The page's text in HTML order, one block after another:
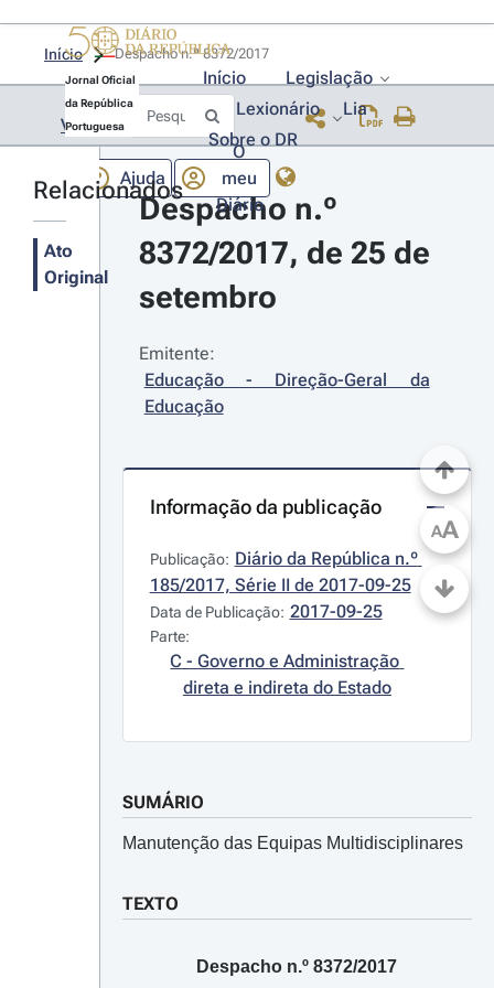
Jornal Oficial
da República
Portuguesa
Início
Legislação
Lexionário
Lia
Sobre o DR
Ajuda
O
meu
Diário
Início
Voltar
Relacionados
Ato
Original
Despacho n.º
8372/2017, de 25 de
setembro
Emitente:
Educação - Direção-Geral da
Educação
Informação da publicação
Publicação: Diário da República n.º
185/2017, Série II de 2017-09-25
Data de Publicação: 2017-09-25
Parte:
C - Governo e Administração
direta e indireta do Estado
SUMÁRIO
Manutenção das Equipas Multidisciplinares
TEXTO
Despacho n.º 8372/2017
AA